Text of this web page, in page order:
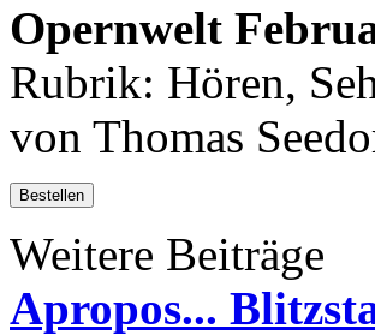
Opernwelt
Rubrik: Hören,
von Thomas
Bestellen
Weitere Beiträge
Apropos...